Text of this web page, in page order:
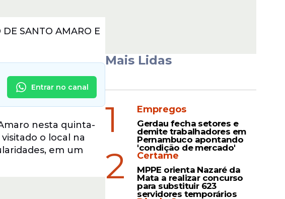
SANTO AMARO E
Entrar no canal
nesta quinta-
o local na
em um
Mais Lidas
1 Empregos
Gerdau fecha setores e
demite trabalhadores em
Pernambuco apontando
'condição de mercado'
2 Certame
MPPE orienta Nazaré da
Mata a realizar concurso
para substituir 623
servidores temporários